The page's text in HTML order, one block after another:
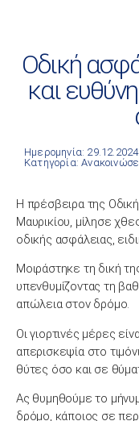
Οδική
και
Ημερομηνία: 29.12.2024
Κατηγορία:
Η πρέσβειρα της
Μαυρικίου, μίλησε
οδικής ασφάλειας,
Μοιράστηκε τη δική
υπενθυμίζοντας τη
απώλεια στον δρόμο.
Οι γιορτινές μέρες
απερισκεψία στο
θύτες όσο και σε
Ας θυμηθούμε το
δρόμο, κάποιος σε